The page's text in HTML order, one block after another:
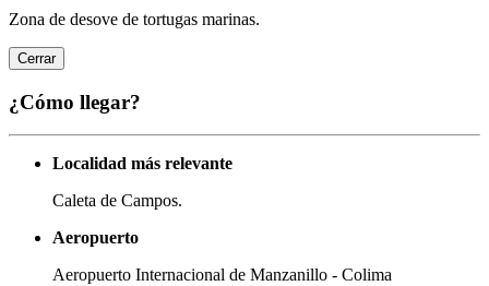
Zona de desove de tortugas marinas.
Cerrar
¿Cómo llegar?
Localidad más relevante
Caleta de Campos.
Aeropuerto
Aeropuerto Internacional de Manzanillo - Colima